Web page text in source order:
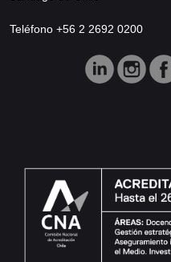
Teléfono +56 2 2692 0200